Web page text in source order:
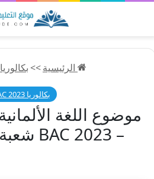
الرئيسية>>بكالوريا 2023 BAC
بكالوريا 2023 BAC
– BAC 2023 شعبة لغات أجنبية